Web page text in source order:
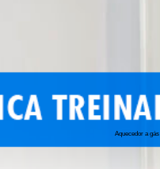
Aquecedor a gás